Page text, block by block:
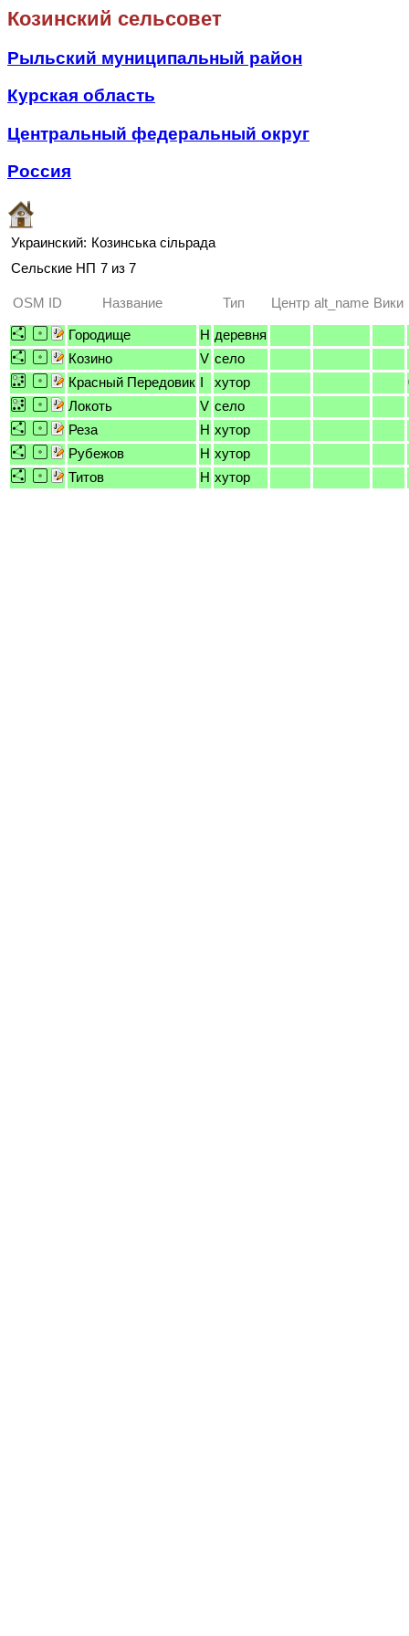
Козинский сельсовет
Рыльский муниципальный район
Курская область
Центральный федеральный округ
Россия
Украинский: Козинська сільрада
Сельские НП 7 из 7
OSM ID Название Тип Центр alt_name Вики
Городище H деревня
Козино
V село
Красный Передовик I хутор
Локоть
V село
Реза
H хутор
Рубежов
H хутор
Титов
H хутор